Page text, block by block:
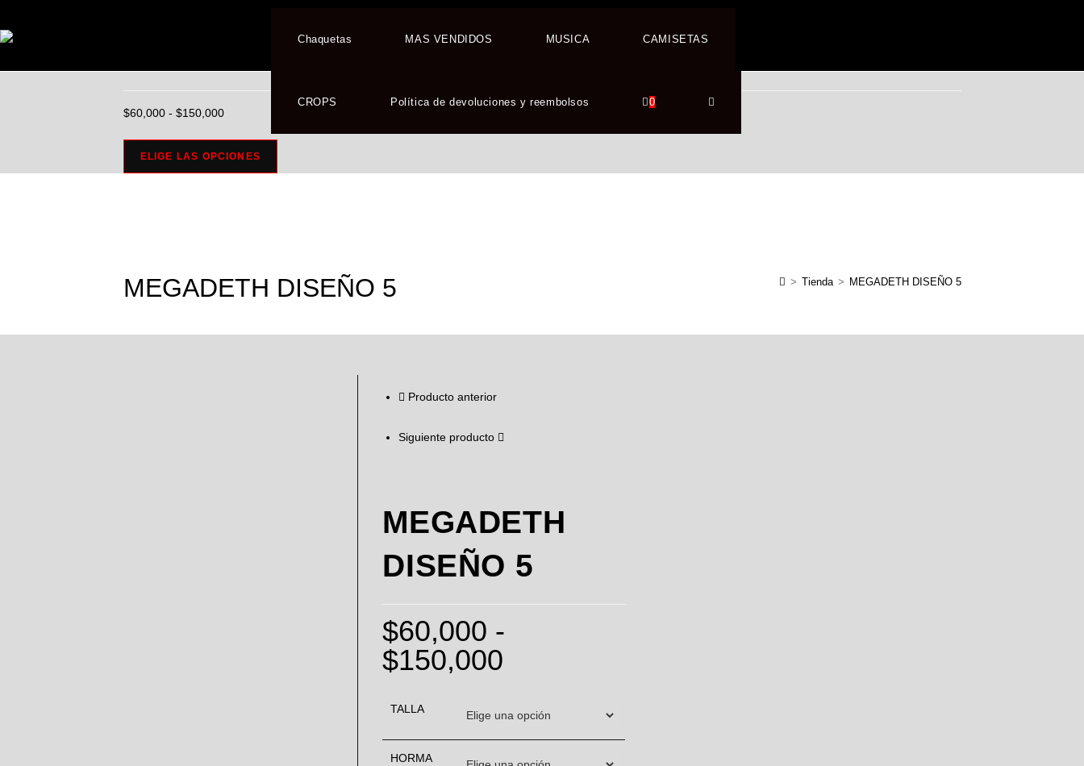
Chaquetas MAS VENDIDOS MUSICA CAMISETAS
CROPS Política de devoluciones y reembolsos 0
MEGADETH DISEÑO 5
$60,000 - $150,000
ELIGE LAS OPCIONES
MEGADETH DISEÑO 5 > Tienda > MEGADETH DISEÑO 5
Producto anterior
Siguiente producto
MEGADETH
DISEÑO 5
$60,000 -
$150,000
TALLA
HORMA